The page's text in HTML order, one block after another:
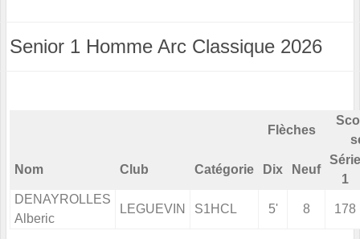
Senior 1 Homme Arc Classique 2026
Flèches
Nom Club Catégorie Dix Neuf
Série
1
DENAYROLLES
Alberic
LEGUEVIN S1HCL 5' 8 178